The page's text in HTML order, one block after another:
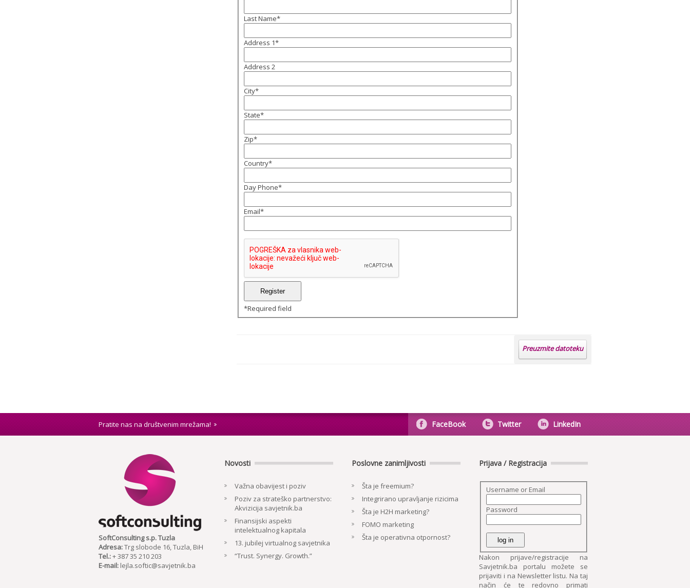
Last Name*
Address 1*
Address 2
City*
State*
Zip*
Country*
Day Phone*
Email*
*Required field
Preuzmite datoteku
Pratite nas na društvenim mrežama! FaceBook Twitter LinkedIn
SoftConsulting s.p. Tuzla
Adresa:Trg slobode 16, Tuzla, BiH
Tel.:+ 387 35 210 203
E-mail: lejla.softic@savjetnik.ba
Novosti
Važna obavijest i poziv
Poziv za strateško partnerstvo:
Akvizicija savjetnik.ba
Finansijski aspekti
intelektualnog kapitala
13. jubilej virtualnog savjetnika
“Trust. Synergy. Growth.”
Poslovne zanimljivosti
Šta je freemium?
Integrirano upravljanje rizicima
Šta je H2H marketing?
FOMO marketing
Šta je operativna otpornost?
Prijava / Registracija
Username or Email
Password
Nakon prijave/registracije na
Savjetnik.ba portalu možete se
prijaviti i na Newsletter listu. Na taj
način će te redovno primati